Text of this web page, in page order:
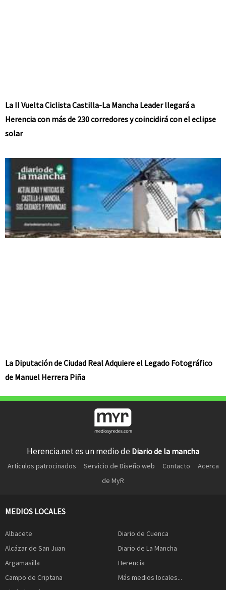
La II Vuelta Ciclista Castilla-La Mancha Leader llegará a
Herencia con más de 230 corredores y coincidirá con el eclipse
solar
La Diputación de Ciudad Real Adquiere el Legado Fotográfico
de Manuel Herrera Piña
Herencia.net es un medio de Diario de la mancha
Artículos patrocinados Servicio de Diseño web Contacto
Acerca
de MyR
MEDIOS LOCALES
Albacete
Alcázar de San Juan
Argamasilla
Campo de Criptana
Diario de Cuenca
Diario de La Mancha
Herencia
Más medios locales...